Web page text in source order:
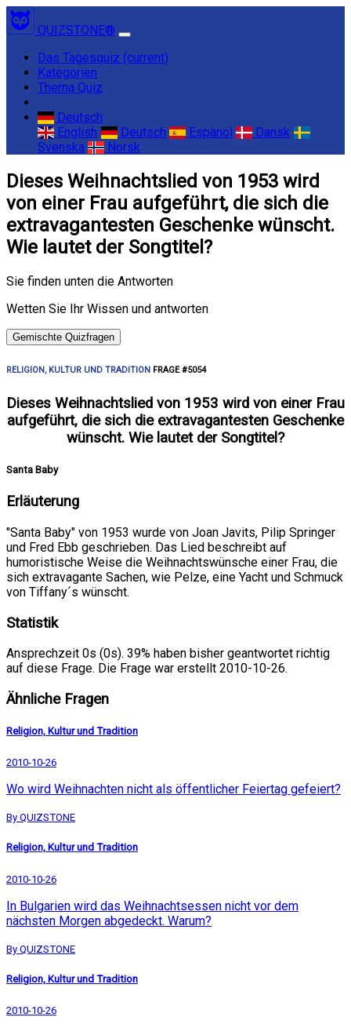
QUIZSTONE®
Das Tagesquiz (current)
Kategorien
Thema Quiz
Deutsch
English
Deutsch Espanol
Dansk
Svenska
Norsk
Dieses Weihnachtslied von 1953 wird
von einer Frau aufgeführt, die sich die
extravagantesten Geschenke wünscht.
Wie lautet der Songtitel?
Sie finden unten die Antworten
Wetten Sie Ihr Wissen und antworten
Gemischte Quizfragen
RELIGION, KULTUR UND TRADITION FRAGE #5054
Dieses Weihnachtslied von 1953 wird von einer Frau
aufgeführt, die sich die extravagantesten Geschenke
wünscht. Wie lautet der Songtitel?
Santa Baby
Erläuterung
"Santa Baby" von 1953 wurde von Joan Javits, Pilip Springer
und Fred Ebb geschrieben. Das Lied beschreibt auf
humoristische Weise die Weihnachtswünsche einer Frau, die
sich extravagante Sachen, wie Pelze, eine Yacht und Schmuck
von Tiffany´s wünscht.
Statistik
Ansprechzeit 0s (0s). 39% haben bisher geantwortet richtig
auf diese Frage. Die Frage war erstellt 2010-10-26.
Ähnliche Fragen
Religion, Kultur und Tradition
2010-10-26
Wo wird Weihnachten nicht als öffentlicher Feiertag gefeiert?
By QUIZSTONE
Religion, Kultur und Tradition
2010-10-26
In Bulgarien wird das Weihnachtsessen nicht vor dem
nächsten Morgen abgedeckt. Warum?
By QUIZSTONE
Religion, Kultur und Tradition
2010-10-26